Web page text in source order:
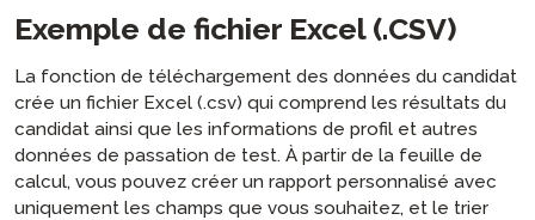
Exemple de fichier Excel (.CSV)
La fonction de téléchargement des données du candidat
crée un fichier Excel (.csv) qui comprend les résultats du
candidat ainsi que les informations de profil et autres
données de passation de test. À partir de la feuille de
calcul, vous pouvez créer un rapport personnalisé avec
uniquement les champs que vous souhaitez, et le trier